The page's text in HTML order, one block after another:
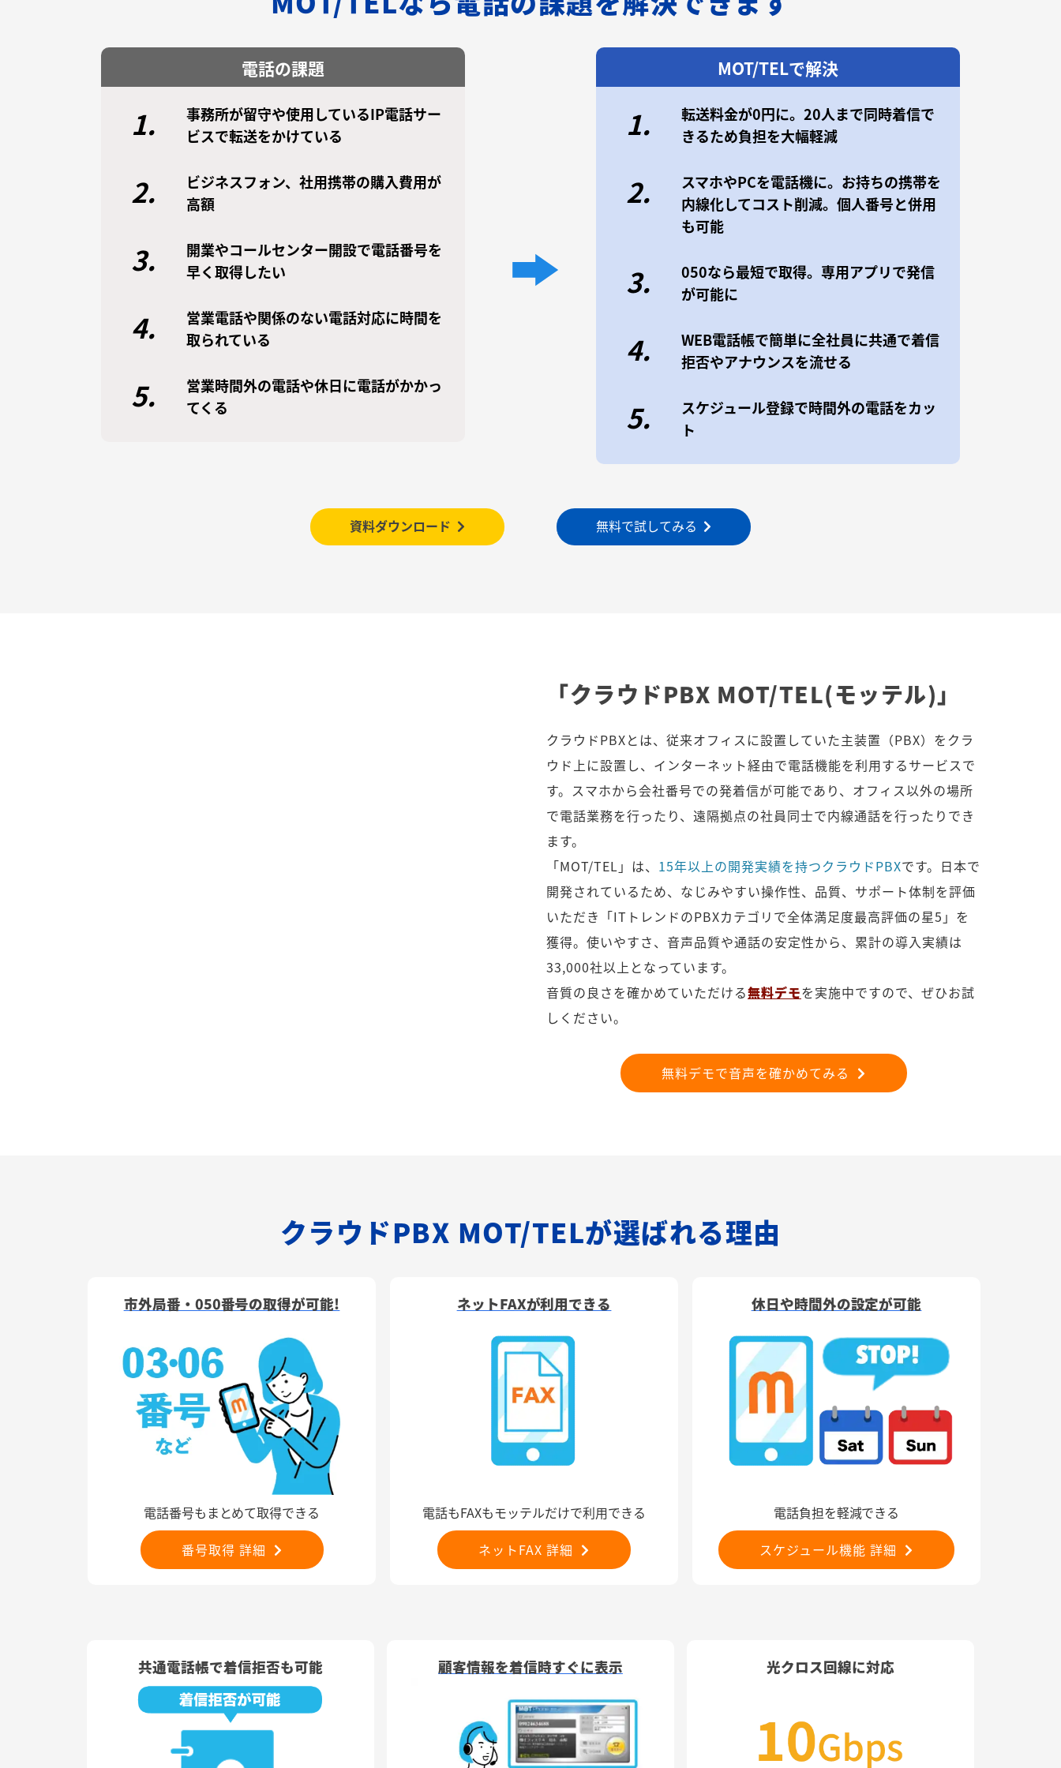
電話の課題
1.
事務所が留守や使用しているIP電話サー
ビスで転送をかけている
2.
ビジネスフォン、社用携帯の購入費用が
高額
3.
開業やコールセンター開設で電話番号を
早く取得したい
4.
営業電話や関係のない電話対応に時間を
取られている
5.
営業時間外の電話や休日に電話がかかっ
てくる
MOT/TELで解決
1.
転送料金が0円に。20人まで同時着信で
きるため負担を大幅軽減
2.
スマホやPCを電話機に。お持ちの携帯を
内線化してコスト削減。個人番号と併用
も可能
3.
050なら最短で取得。専用アプリで発信
が可能に
4.
WEB電話帳で簡単に全社員に共通で着信
拒否やアナウンスを流せる
5.
スケジュール登録で時間外の電話をカッ
ト
無料で試してみる
資料ダウンロード
「クラウドPBX MOT/TEL(モッテル)」
クラウドPBXとは、従来オフィスに設置していた主装置（PBX）をクラ
ウド上に設置し、インターネット経由で電話機能を利用するサービスで
す。スマホから会社番号での発着信が可能であり、オフィス以外の場所
で電話業務を行ったり、遠隔拠点の社員同士で内線通話を行ったりでき
ます。
「MOT/TEL」は、 15年以上の開発実績を持つクラウドPBXです。日本で
開発されているため、なじみやすい操作性、品質、サポート体制を評価
いただき「ITトレンドのPBXカテゴリで全体満足度最高評価の星5」を
獲得。使いやすさ、音声品質や通話の安定性から、累計の導入実績は
33,000社以上となっています。
音質の良さを確かめていただける無料デモを実施中ですので、ぜひお試
しください。
無料デモで音声を確かめてみる
クラウドPBX MOT/TELが選ばれる理由
市外局番・050番号の取得が可能!
電話番号もまとめて取得できる
番号取得 詳細
ネットFAXが利用できる
電話もFAXもモッテルだけで利用できる
ネットFAX 詳細
休日や時間外の設定が可能
電話負担を軽減できる
スケジュール機能 詳細
共通電話帳で着信拒否も可能 顧客情報を着信時すぐに表示 光クロス回線に対応